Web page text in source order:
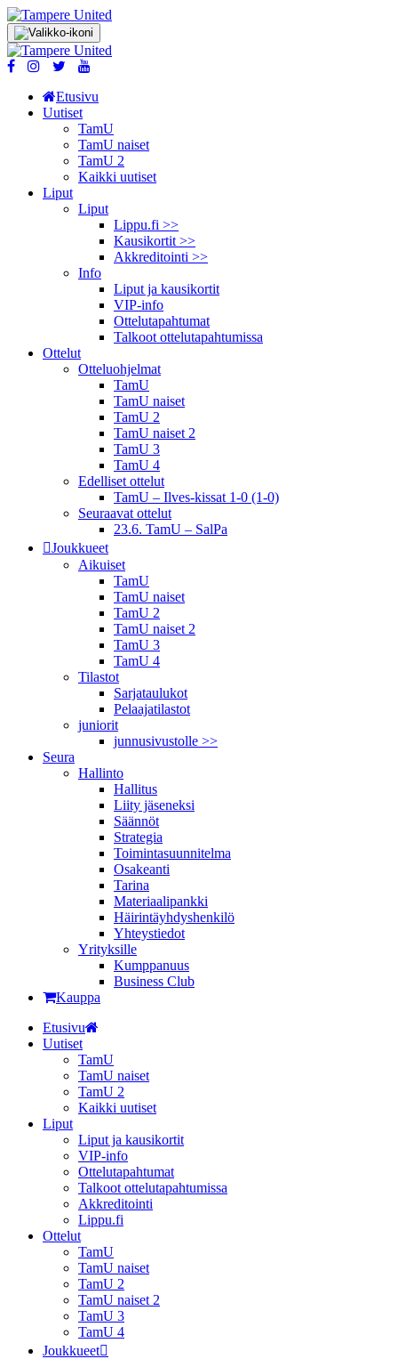
Etusivu
Uutiset
TamU
TamU naiset
TamU 2
Kaikki uutiset
Liput
Liput
Lippu.fi >>
Kausikortit >>
Akkreditointi >>
Info
Liput ja kausikortit
VIP-info
Ottelutapahtumat
Talkoot ottelu­tapahtumissa
Ottelut
Otteluohjelmat
TamU
TamU naiset
TamU 2
TamU naiset 2
TamU 3
TamU 4
Edelliset ottelut
TamU – Ilves-kissat 1-0 (1-0)
Seuraavat ottelut
23.6. TamU – SalPa
Joukkueet
Aikuiset
TamU
TamU naiset
TamU 2
TamU naiset 2
TamU 3
TamU 4
Tilastot
Sarjataulukot
Pelaajatilastot
juniorit
junnusivustolle >>
Seura
Hallinto
Hallitus
Liity jäseneksi
Säännöt
Strategia
Toimintasuunnitelma
Osakeanti
Tarina
Materiaalipankki
Häirintä­yhdyshenkilö
Yhteystiedot
Yrityksille
Kumppanuus
Business Club
Kauppa
Etusivu
Uutiset
TamU
TamU naiset
TamU 2
Kaikki uutiset
Liput
Liput ja kausikortit
VIP-info
Ottelutapahtumat
Talkoot ottelutapahtumissa
Akkreditointi
Lippu.fi
Ottelut
TamU
TamU naiset
TamU 2
TamU naiset 2
TamU 3
TamU 4
Joukkueet